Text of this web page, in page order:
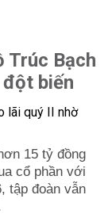
Trúc Bạch
đột biến
15 tỷ đồng
cổ phần với
tập đoàn vẫn